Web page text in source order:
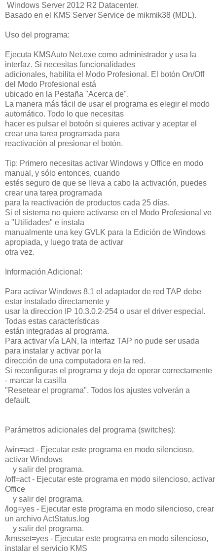
Windows Server 2012 R2 Datacenter.
Basado en el KMS Server Service de mikmik38 (MDL).
Uso del programa:
Ejecuta KMSAuto Net.exe como administrador y usa la
interfaz. Si necesitas funcionalidades
adicionales, habilita el Modo Profesional. El botón On/Off
del Modo Profesional está
ubicado en la Pestaña "Acerca de".
La manera más fácil de usar el programa es elegir el modo
automático. Todo lo que necesitas
hacer es pulsar el botoón si quieres activar y aceptar el
crear una tarea programada para
reactivación al presionar el botón.
Tip: Primero necesitas activar Windows y Office en modo
manual, y sólo entonces, cuando
estés seguro de que se lleva a cabo la activación, puedes
crear una tarea programada
para la reactivación de productos cada 25 días.
Si el sistema no quiere activarse en el Modo Profesional ve
a "Utilidades" e instala
manualmente una key GVLK para la Edición de Windows
apropiada, y luego trata de activar
otra vez.
Información Adicional:
Para activar Windows 8.1 el adaptador de red TAP debe
estar instalado directamente y
usar la direccion IP 10.3.0.2-254 o usar el driver especial.
Todas estas características
están integradas al programa.
Para activar vía LAN, la interfaz TAP no pude ser usada
para instalar y activar por la
dirección de una computadora en la red.
Si reconfiguras el programa y deja de operar correctamente
- marcar la casilla
"Resetear el programa". Todos los ajustes volverán a
default.
Parámetros adicionales del programa (switches):
/win=act - Ejecutar este programa en modo silencioso,
activar Windows
y salir del programa.
/off=act - Ejecutar este programa en modo silencioso, activar
Office
y salir del programa.
/log=yes - Ejecutar este programa en modo silencioso, crear
un archivo ActStatus.log
y salir del programa.
/kmsset=yes - Ejecutar este programa en modo silencioso,
instalar el servicio KMS